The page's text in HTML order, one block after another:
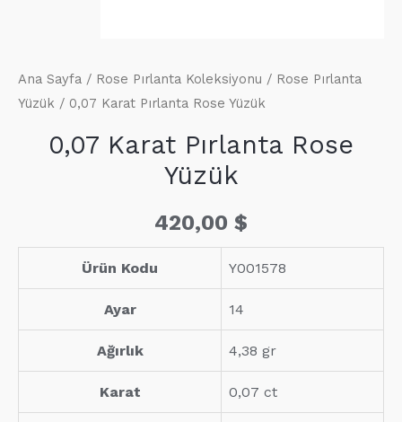
Ana Sayfa / Rose Pırlanta Koleksiyonu / Rose Pırlanta
Yüzük / 0,07 Karat Pırlanta Rose Yüzük
0,07 Karat Pırlanta Rose
Yüzük
420,00 $
Ürün Kodu Y001578
Ayar 14
Ağırlık 4,38 gr
Karat 0,07 ct